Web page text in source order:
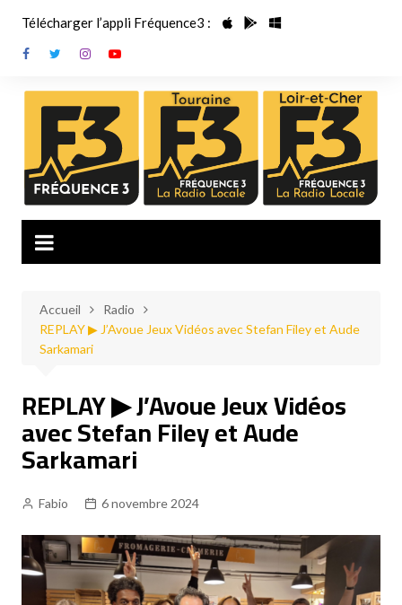
contenu
Télécharger l’appli Fréquence3 :
Accueil
Radio
REPLAY ▶ J’Avoue Jeux Vidéos avec Stefan Filey et Aude
Sarkamari
REPLAY ▶ J’Avoue Jeux Vidéos
avec Stefan Filey et Aude
Sarkamari
Fabio 6 novembre 2024